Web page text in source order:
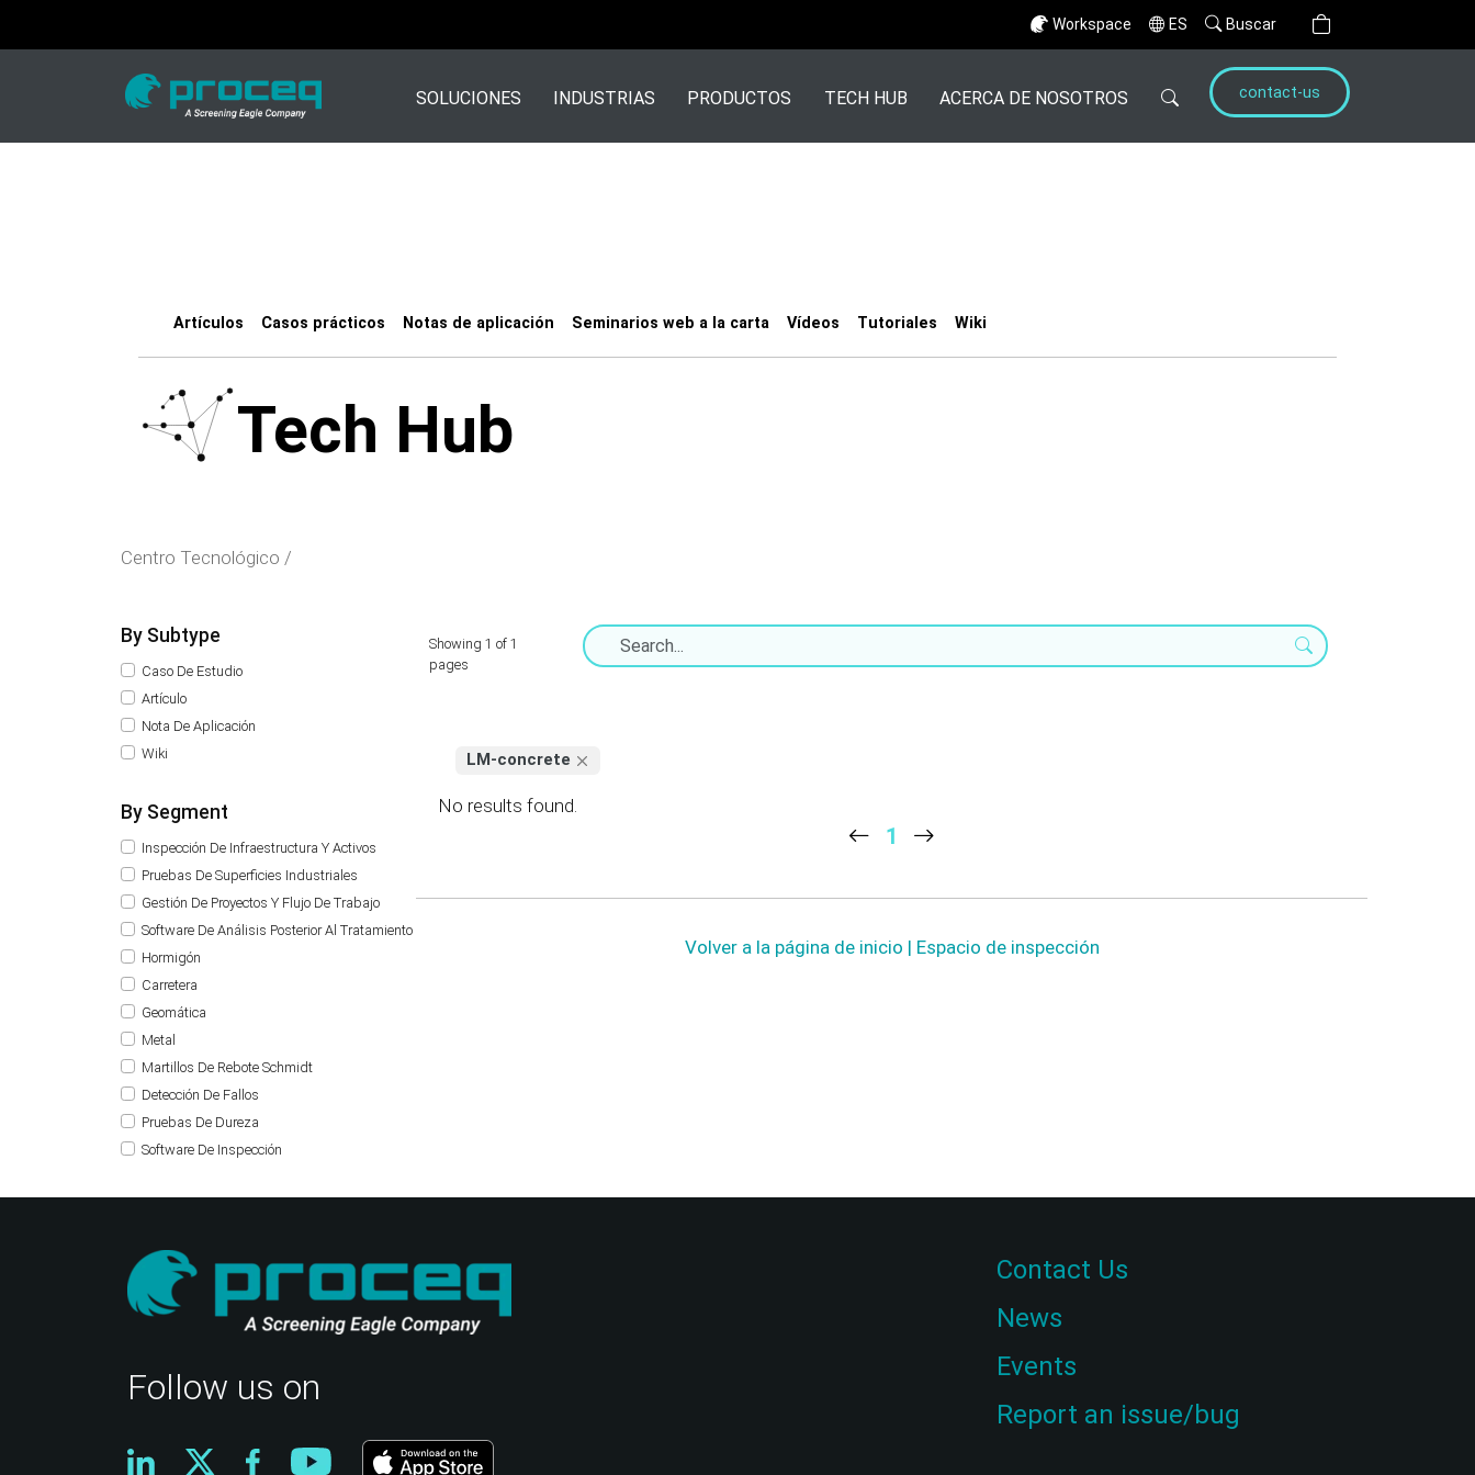
Workspace ES Buscar
SOLUCIONES INDUSTRIAS PRODUCTOS TECH HUB ACERCA DE NOSOTROS contact-us
Artículos Casos prácticos Notas de aplicación Seminarios web a la carta Vídeos Tutoriales Wiki
Tech Hub
Centro Tecnológico /
By Subtype
Caso De Estudio
Artículo
Nota De Aplicación
Wiki
By Segment
Inspección De Infraestructura Y Activos
Pruebas De Superficies Industriales
Gestión De Proyectos Y Flujo De Trabajo
Software De Análisis Posterior Al Tratamiento
Hormigón
Carretera
Geomática
Metal
Martillos De Rebote Schmidt
Detección De Fallos
Pruebas De Dureza
Software De Inspección
Showing 1 of 1
pages
LM-concrete
No results found.
1
Volver a la página de inicio | Espacio de inspección
Follow us on
Contact Us
News
Events
Report an issue/bug